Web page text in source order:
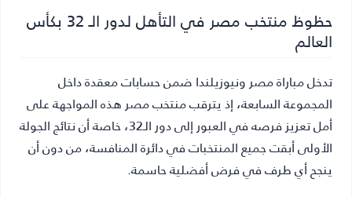
حظوظ منتخب مصر في التأهل لدور الـ 32 بكأس
العالم
تدخل مباراة مصر ونيوزيلندا ضمن حسابات معقدة داخل
المجموعة السابعة، إذ يترقب منتخب مصر هذه المواجهة على
أمل تعزيز فرصه في العبور إلى دور الـ32، خاصة أن نتائج الجولة
الأولى أبقت جميع المنتخبات في دائرة المنافسة، من دون أن
ينجح أي طرف في فرض أفضلية حاسمة.